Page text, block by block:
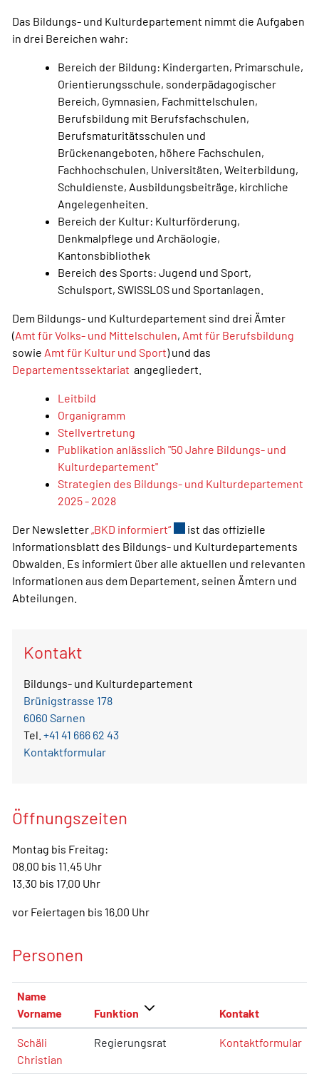
Das Bildungs- und Kulturdepartement nimmt die Aufgaben
in drei Bereichen wahr:
Bereich der Bildung: Kindergarten, Primarschule,
Orientierungsschule, sonderpädagogischer
Bereich, Gymnasien, Fachmittelschulen,
Berufsbildung mit Berufsfachschulen,
Berufsmaturitätsschulen und
Brückenangeboten, höhere Fachschulen,
Fachhochschulen, Universitäten, Weiterbildung,
Schuldienste, Ausbildungsbeiträge, kirchliche
Angelegenheiten.
Bereich der Kultur: Kulturförderung,
Denkmalpflege und Archäologie,
Kantonsbibliothek
Bereich des Sports: Jugend und Sport,
Schulsport, SWISSLOS und Sportanlagen.
Dem Bildungs- und Kulturdepartement sind drei Ämter
(Amt für Volks- und Mittelschulen, Amt für Berufsbildung
sowie Amt für Kultur und Sport) und das
Departementssektariat angegliedert.
Leitbild
Organigramm
Stellvertretung
Publikation anlässlich "50 Jahre Bildungs- und
Kulturdepartement"
Strategien des Bildungs- und Kulturdepartement
2025 - 2028
Der Newsletter„BKD informiert“ Externer Link wird in einem
ist das offizielle
Informationsblatt des Bildungs- und Kulturdepartements
Obwalden. Es informiert über alle aktuellen und relevanten
Informationen aus dem Departement, seinen Ämtern und
Abteilungen.
Kontakt
Bildungs- und Kulturdepartement
Brünigstrasse 178
6060 Sarnen
Tel. +41 41 666 62 43
Kontaktformular
Öffnungszeiten
Montag bis Freitag:
08.00 bis 11.45 Uhr
13.30 bis 17.00 Uhr
vor Feiertagen bis 16.00 Uhr
Personen
Name
Vorname
Funktion Kontakt
Schäli
Christian
Regierungsrat Kontaktformular